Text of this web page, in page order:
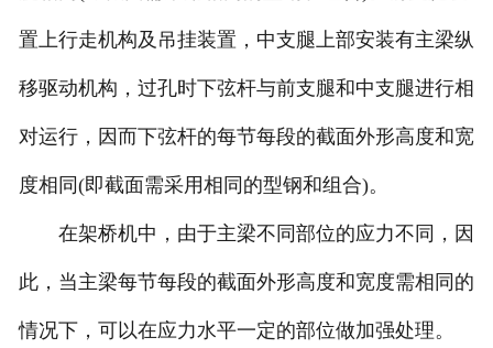
置上行走机构及吊挂装置，中支腿上部安装有主梁纵
移驱动机构，过孔时下弦杆与前支腿和中支腿进行相
对运行，因而下弦杆的每节每段的截面外形高度和宽
度相同(即截面需采用相同的型钢和组合)。
在架桥机中，由于主梁不同部位的应力不同，因
此，当主梁每节每段的截面外形高度和宽度需相同的
情况下，可以在应力水平一定的部位做加强处理。